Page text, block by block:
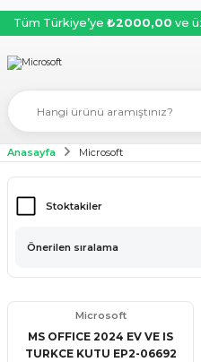
Tüm Türkiye’ye ₺2000,00 ve
Anasayfa Microsoft
Stoktakiler
Microsoft
MS OFFICE 2024 EV VE IS
TURKCE KUTU EP2-06692